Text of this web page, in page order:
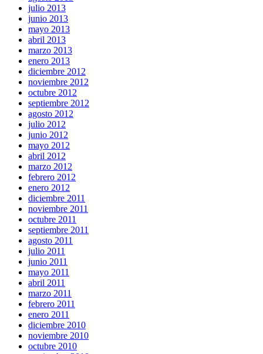
julio 2013
junio 2013
mayo 2013
abril 2013
marzo 2013
enero 2013
diciembre 2012
noviembre 2012
octubre 2012
septiembre 2012
agosto 2012
julio 2012
junio 2012
mayo 2012
abril 2012
marzo 2012
febrero 2012
enero 2012
diciembre 2011
noviembre 2011
octubre 2011
septiembre 2011
agosto 2011
julio 2011
junio 2011
mayo 2011
abril 2011
marzo 2011
febrero 2011
enero 2011
diciembre 2010
noviembre 2010
octubre 2010